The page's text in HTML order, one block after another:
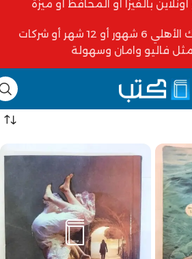
بالفيزا أو المحافظ أو ميزة
أو التقسيط من البنك الأهلي 6 شهور أو 12 شهر أو شركات
فاليو وامان وسهولة